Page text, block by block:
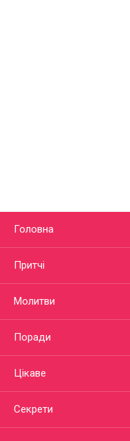
Головна
Притчі
Молитви
Поради
Цікаве
Секрети